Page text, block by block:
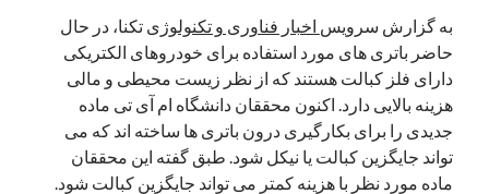
آخرین دیدگاه‌ها
یک نویسنده دیدگاه وردپرسدر تعمیرات تخصصی فیس آیدی
بایگانی‌ها
به گزارش سرویس اخبار فناوری و تکنولوژی تکنا، در حال
حاضر باتری های مورد استفاده برای خودروهای الکتریکی
دارای فلز کبالت هستند که از نظر زیست محیطی و مالی
هزینه بالایی دارد.‌ اکنون محققان دانشگاه ام آی تی ماده
جدیدی را برای بکارگیری درون باتری ها ساخته اند که می
تواند جایگزین کبالت یا نیکل شود. طبق گفته این محققان
ماده مورد نظر با هزینه کمتر می تواند جایگزین کبالت شود.